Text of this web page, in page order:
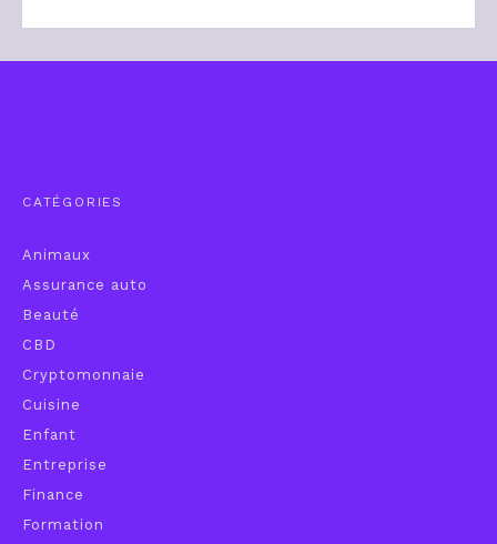
CATÉGORIES
Animaux
Assurance auto
Beauté
CBD
Cryptomonnaie
Cuisine
Enfant
Entreprise
Finance
Formation